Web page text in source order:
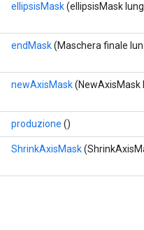
ellipsisMask(ellipsisMask
endMask(Maschera finale
newAxisMask(NewAxisMask
produzione ()
ShrinkAxisMask